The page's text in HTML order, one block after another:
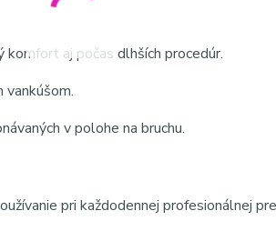
aj počas dlhších procedúr.
v polohe na bruchu.
pri každodennej profesionálnej